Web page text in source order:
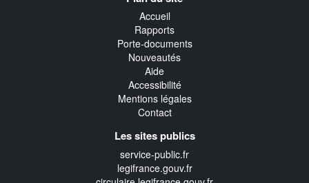
Accueil
Rapports
Porte-documents
Nouveautés
Aide
Accessibilité
Mentions légales
Contact
Les sites publics
service-public.fr
legifrance.gouv.fr